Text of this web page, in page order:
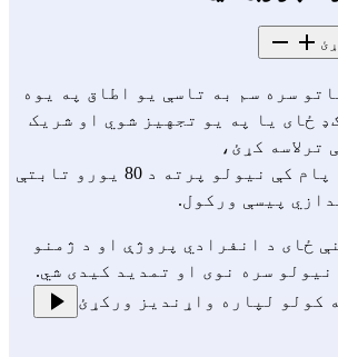
سره سم به تاسې یو اطاق په یوه
ځای یا په یو تجهیز شوي او شریک
ترلاسه کړئ،
د سرچینو په پام کې نیولو پرته د 80 یورو تابتې
پیسې ورکول.
ځای د انفرادي پروژې او د ژمنو
سره نوی او تمدید کیدی شي.
کولو لپاره واړندیز ورکړئ